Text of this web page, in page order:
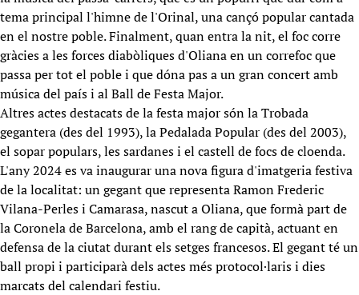
tema principal l'himne de l'Orinal, una cançó popular cantada
en el nostre poble. Finalment, quan entra la nit, el foc corre
gràcies a les forces diabòliques d'Oliana en un correfoc que
passa per tot el poble i que dóna pas a un gran concert amb
música del país i al Ball de Festa Major.
Altres actes destacats de la festa major són la Trobada
gegantera (des del 1993), la Pedalada Popular (des del 2003),
el sopar populars, les sardanes i el castell de focs de cloenda.
L'any 2024 es va inaugurar una nova figura d'imatgeria festiva
de la localitat: un gegant que representa Ramon Frederic
Vilana-Perles i Camarasa, nascut a Oliana, que formà part de
la Coronela de Barcelona, amb el rang de capità, actuant en
defensa de la ciutat durant els setges francesos. El gegant té un
ball propi i participarà dels actes més protocol·laris i dies
marcats del calendari festiu.